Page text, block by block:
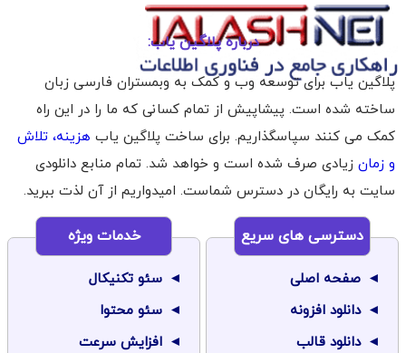
درباره پلاگین یاب:
پلاگین یاب برای توسعه وب و کمک به وبمستران فارسی زبان
ساخته شده است. پیشاپیش از تمام کسانی که ما را در این راه
کمک می کنند سپاسگذاریم. برای ساخت پلاگین یاب هزینه، تلاش
و زمان زیادی صرف شده است و خواهد شد. تمام منابع دانلودی
سایت به رایگان در دسترس شماست. امیدواریم از آن لذت ببرید.
دسترسی های سریع
صفحه اصلی
دانلود افزونه
دانلود قالب
خدمات ویژه
سئو تکنیکال
سئو محتوا
افزایش سرعت